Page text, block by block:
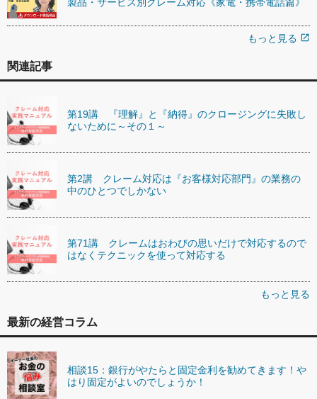
製品・サービス別クレーム対応《家電・携帯電話篇》
もっと見る open_in_new
関連記事
第19講 『理解』と『納得』のクロージングに失敗し
ないために～その１～
第2講 クレーム対応は『お客様対応部門』の業務の
中のひとつでしかない
第71講 クレームはおわびの思いだけで対応するので
はなくテクニックを使って対応する
もっと見る
最新の経営コラム
相談15：銀行がやたらと固定金利を勧めてきます！や
はり固定がよいのでしょうか！